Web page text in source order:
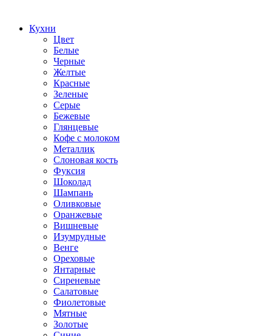
Кухни
Цвет
Белые
Черные
Желтые
Красные
Зеленые
Серые
Бежевые
Глянцевые
Кофе с молоком
Металлик
Слоновая кость
Фуксия
Шоколад
Шампань
Оливковые
Оранжевые
Вишневые
Изумрудные
Венге
Ореховые
Янтарные
Сиреневые
Салатовые
Фиолетовые
Мятные
Золотые